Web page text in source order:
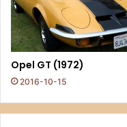
Opel GT (1972)
2016-10-15